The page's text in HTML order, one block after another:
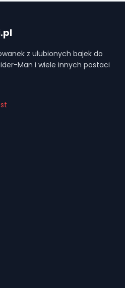
z ulubionych bajek do
Man i wiele innych postaci